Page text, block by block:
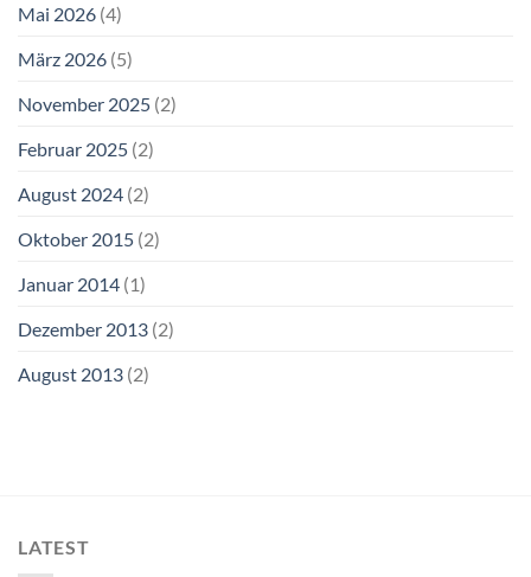
Mai 2026 (4)
März 2026 (5)
November 2025 (2)
Februar 2025 (2)
August 2024 (2)
Oktober 2015 (2)
Januar 2014 (1)
Dezember 2013 (2)
August 2013 (2)
LATEST